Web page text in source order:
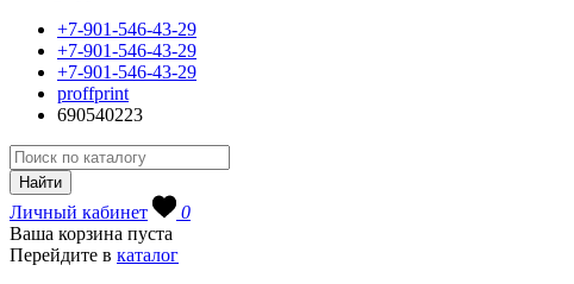
+7-901-546-43-29
+7-901-546-43-29
+7-901-546-43-29
proffprint
690540223
Личный кабинет
0
Ваша корзина пуста
Перейдите в каталог